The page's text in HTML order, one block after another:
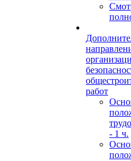
работ
- 1 ч.